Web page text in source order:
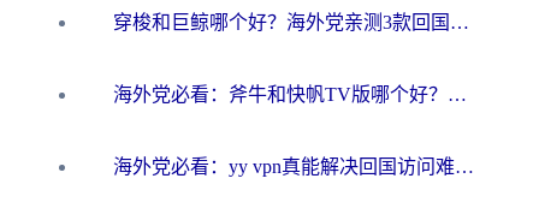
穿梭和巨鲸哪个好？海外党亲测3款回国加速器，教你避开90%的坑
海外党必看：斧牛和快帆TV版哪个好？3分钟选对回国加速器，无缝刷B站、追热剧
海外党必看：yy vpn真能解决回国访问难题？附云极initap测评+免费方案对比